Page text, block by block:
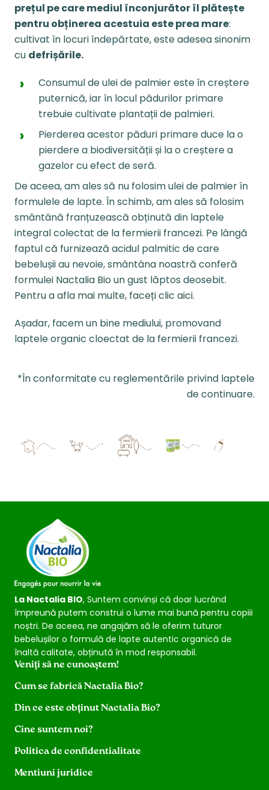
prețul pe care mediul înconjurător îl plătește
pentru obținerea acestuia este prea mare:
cultivat în locuri îndepărtate, este adesea sinonim
cu defrișările.
Consumul de ulei de palmier este în creștere
puternică, iar în locul pădurilor primare
trebuie cultivate plantații de palmieri.
Pierderea acestor păduri primare duce la o
pierdere a biodiversității și la o creștere a
gazelor cu efect de seră.
De aceea, am ales să nu folosim ulei de palmier în
formulele de lapte. În schimb, am ales să folosim
smântână franțuzească obținută din laptele
integral colectat de la fermierii francezi. Pe lângă
faptul că furnizează acidul palmitic de care
bebelușii au nevoie, smântâna noastră conferă
formulei Nactalia Bio un gust lăptos deosebit.
Pentru a afla mai multe, faceți clic aici.
Așadar, facem un bine mediului, promovand
laptele organic cloectat de la fermierii francezi.
*În conformitate cu reglementările privind laptele
de continuare.
La Nactalia BIO, Suntem convinși că doar lucrând
împreună putem construi o lume mai bună pentru copiii
noștri. De aceea, ne angajăm să le oferim tuturor
bebelușilor o formulă de lapte autentic organică de
înaltă calitate, obținută în mod responsabil.
Veniți să ne cunoaștem!
Cum se fabrică Nactalia Bio?
Din ce este obținut Nactalia Bio?
Cine suntem noi?
Politica de confidentialitate
Mentiuni juridice